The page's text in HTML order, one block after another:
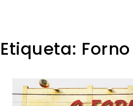
Etiqueta: Forno